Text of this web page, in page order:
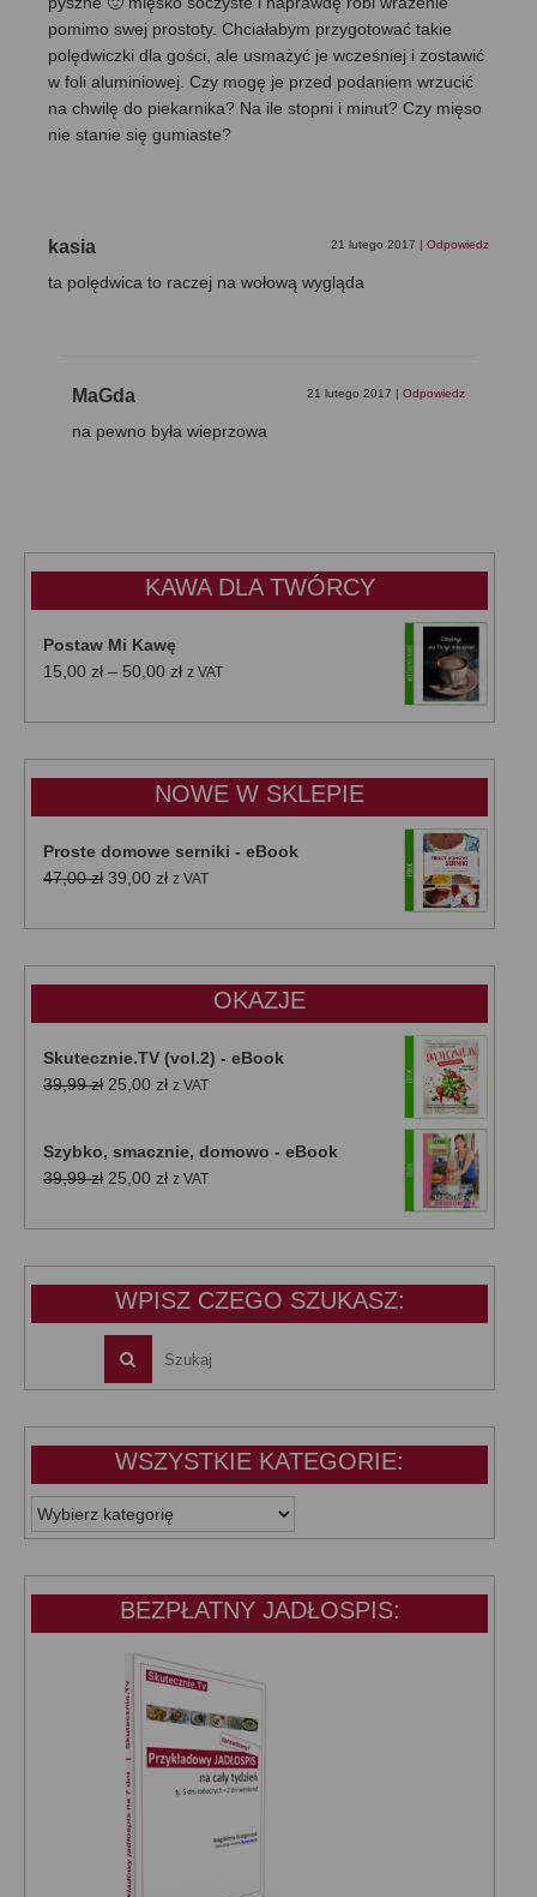
pomimo swej prostoty. Chciałabym przygotować takie
polędwiczki dla gości, ale usmażyć je wcześniej i zostawić
w foli aluminiowej. Czy mogę je przed podaniem wrzucić
na chwilę do piekarnika? Na ile stopni i minut? Czy mięso
nie stanie się gumiaste?
kasia 21 lutego 2017 | Odpowiedz
ta polędwica to raczej na wołową wygląda
MaGda 21 lutego 2017 | Odpowiedz
na pewno była wieprzowa
KAWA DLA TWÓRCY
Postaw Mi Kawę
15,00 zł – 50,00 złZakres
od
do
50,00 zł
z VAT
NOWE W SKLEPIE
Proste domowe serniki - eBook
47,00zł Pierwotna
wynosiła:
39,00 złAktualna
wynosi:
z VAT
OKAZJE
Skutecznie.TV (vol.2) - eBook
39,99zł Pierwotna
39,99 zł.
25,00 złAktualna
25,00 zł.
z VAT
Szybko, smacznie, domowo - eBook
39,99zł Pierwotna
wynosiła:
25,00 złAktualna
wynosi:
z VAT
WPISZ CZEGO SZUKASZ:
WSZYSTKIE KATEGORIE:
WSZYSTKIE
KATEGORIE:
BEZPŁATNY JADŁOSPIS: